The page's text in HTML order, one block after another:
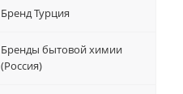
Бренд Турция
Бренды бытовой химии
(Россия)